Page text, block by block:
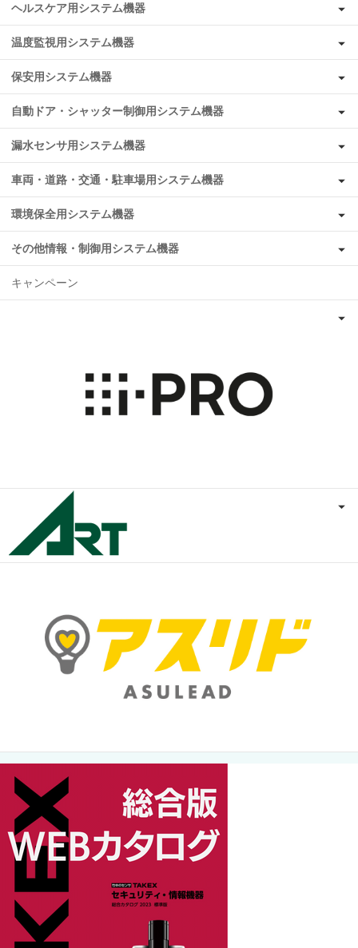
ヘルスケア用システム機器
温度監視用システム機器
保安用システム機器
自動ドア・シャッター制御用システム機器
漏水センサ用システム機器
車両・道路・交通・駐車場用システム機器
環境保全用システム機器
その他情報・制御用システム機器
キャンペーン